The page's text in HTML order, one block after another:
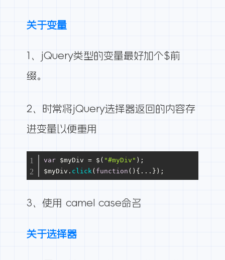
关于变量
1、jQuery类型的变量最好加个$前
缀。
2、时常将jQuery选择器返回的内容存
进变量以便重用
var $myDiv = $( "#myDiv" );
$myDiv. click ( function ( ){...});
3、使用 camel case命名
关于选择器